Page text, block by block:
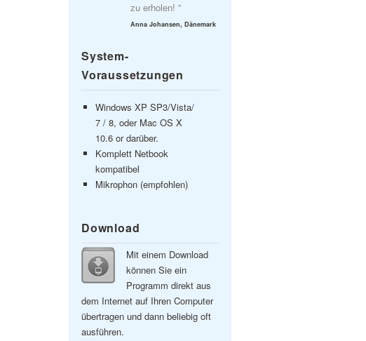
zu erholen! ”
Anna Johansen, Dänemark
System-
Voraussetzungen
Windows XP SP3/Vista/
7 / 8, oder Mac OS X
10.6 or darüber.
Komplett Netbook
kompatibel
Mikrophon (empfohlen)
Download
Mit einem Download
können Sie ein
Programm direkt aus
dem Internet auf Ihren Computer
übertragen und dann beliebig oft
ausführen.